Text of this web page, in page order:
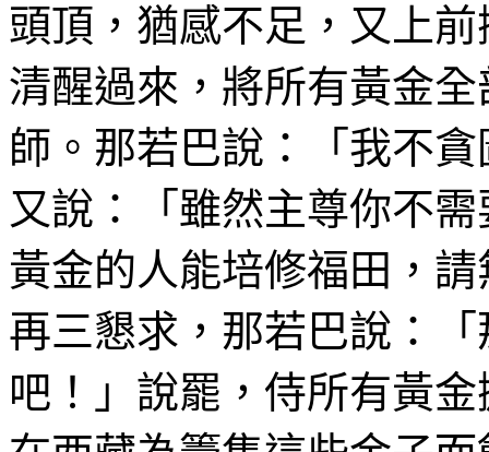
頭頂，猶感不足，又上前
清醒過來，將所有黃金全
師。那若巴說：「我不
又說：「 雖然主尊你不
黃金的人能培修福田，請
再三懇求，那若巴說：
吧！」 說罷，侍所有黃金